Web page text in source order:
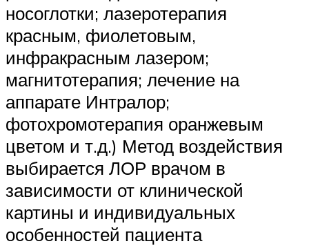
носоглотки; лазеротерапия
красным, фиолетовым,
инфракрасным лазером;
магнитотерапия; лечение на
аппарате Интралор;
фотохромотерапия оранжевым
цветом и т.д.) Метод воздействия
выбирается ЛОР врачом в
зависимости от клинической
картины и индивидуальных
особенностей пациента